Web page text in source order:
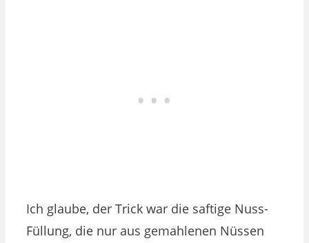
Ich glaube, der Trick war die saftige Nuss-
Füllung, die nur aus gemahlenen Nüssen